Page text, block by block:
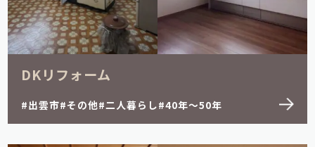
DKリフォーム
出雲市 その他 二人暮らし 40年～50年